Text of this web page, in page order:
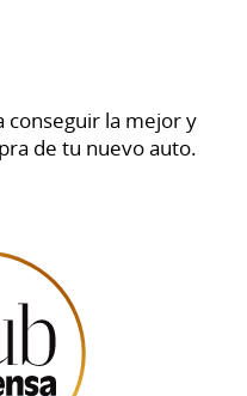
conseguir la mejor y
de tu nuevo auto.